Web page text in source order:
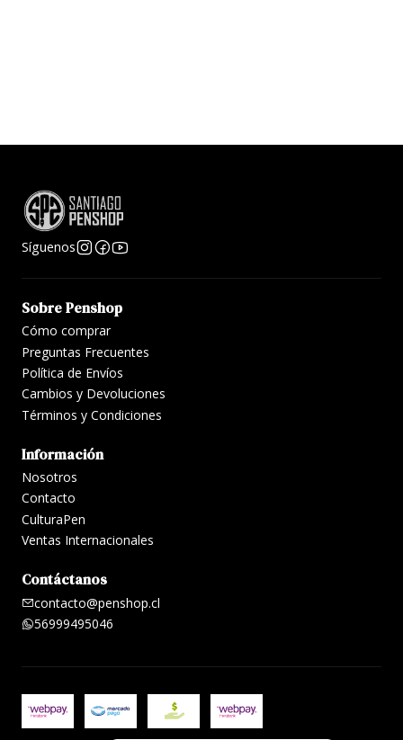
Síguenos
Sobre Penshop
Cómo comprar
Preguntas Frecuentes
Política de Envíos
Cambios y Devoluciones
Términos y Condiciones
Información
Nosotros
Contacto
CulturaPen
Ventas Internacionales
Contáctanos
contacto@penshop.cl
56999495046